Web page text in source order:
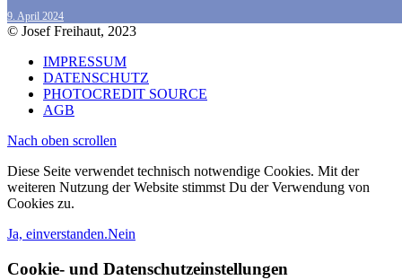
9. April 2024
© Josef Freihaut, 2023
IMPRESSUM
DATENSCHUTZ
PHOTOCREDIT SOURCE
AGB
Nach oben scrollen
Diese Seite verwendet technisch notwendige Cookies. Mit der
weiteren Nutzung der Website stimmst Du der Verwendung von
Cookies zu.
Ja, einverstanden.Nein
Cookie- und Datenschutzeinstellungen